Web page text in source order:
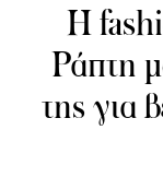
H
Ράπτη
της για